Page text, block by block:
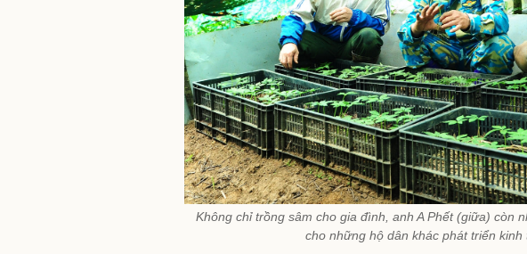
Không chỉ trồng sâm cho gia đình, anh A Phết (giữa) còn
cho những hộ dân khác phát triển kinh